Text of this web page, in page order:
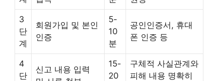
3
단
계
회원가입 및 본인
인증
5-
10
분
공인인증서, 휴대
폰 인증 등
4
단
신고 내용 입력
15-
20
구체적 사실관계와
피해 내용 명확히